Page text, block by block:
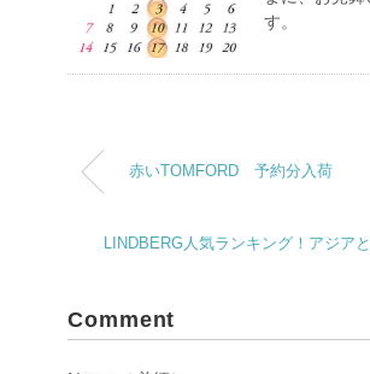
す。
赤いTOMFORD 予約分入荷
LINDBERG人気ランキング！アジア
Comment